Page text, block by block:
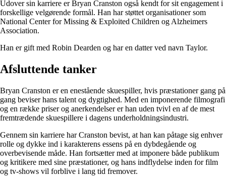
Udover sin karriere er Bryan Cranston også kendt for sit engagement i
forskellige velgørende formål. Han har støttet organisationer som
National Center for Missing & Exploited Children og Alzheimers
Association.
Han er gift med Robin Dearden og har en datter ved navn Taylor.
Afsluttende tanker
Bryan Cranston er en enestående skuespiller, hvis præstationer gang på
gang beviser hans talent og dygtighed. Med en imponerende filmografi
og en række priser og anerkendelser er han uden tvivl en af de mest
fremtrædende skuespillere i dagens underholdningsindustri.
Gennem sin karriere har Cranston bevist, at han kan påtage sig enhver
rolle og dykke ind i karakterens essens på en dybdegående og
overbevisende måde. Han fortsætter med at imponere både publikum
og kritikere med sine præstationer, og hans indflydelse inden for film
og tv-shows vil forblive i lang tid fremover.